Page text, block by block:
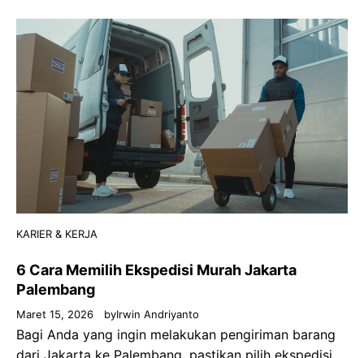
KARIER & KERJA
6 Cara Memilih Ekspedisi Murah Jakarta
Palembang
Maret 15, 2026 byIrwin Andriyanto
Bagi Anda yang ingin melakukan pengiriman barang
dari Jakarta ke Palembang, pastikan pilih ekspedisi